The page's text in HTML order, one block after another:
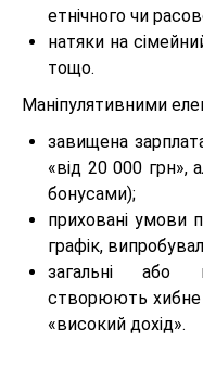
етнічного чи
натяки на
тощо.
Маніпулятивними
завищена
«від 20 000 грн»,
бонусами);
приховані умови
графік,
загальні або
створюють хибне
«високий дохід».